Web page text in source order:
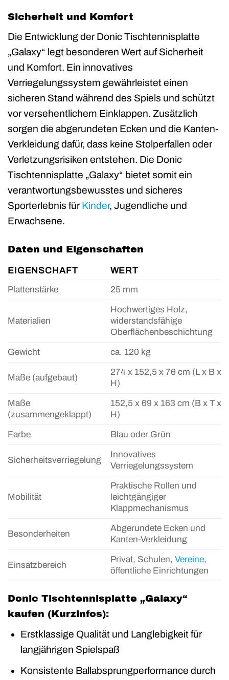
Sicherheit und Komfort
Die Entwicklung der Donic Tischtennisplatte
„Galaxy“ legt besonderen Wert auf Sicherheit
und Komfort. Ein innovatives
Verriegelungssystem gewährleistet einen
sicheren Stand während des Spiels und schützt
vor versehentlichem Einklappen. Zusätzlich
sorgen die abgerundeten Ecken und die Kanten-
Verkleidung dafür, dass keine Stolperfallen oder
Verletzungsrisiken entstehen. Die Donic
Tischtennisplatte „Galaxy“ bietet somit ein
verantwortungsbewusstes und sicheres
Sporterlebnis fürKinder, Jugendliche und
Erwachsene.
Daten und Eigenschaften
EIGENSCHAFT
WERT
Plattenstärke
25 mm
Materialien
Hochwertiges Holz,
widerstandsfähige
Oberflächenbeschichtung
Gewicht ca. 120 kg
Maße (aufgebaut)
274 x 152,5 x 76 cm (L x B x
H)
Maße
(zusammengeklappt)
152,5 x 69 x 163 cm (B x T x
H)
Farbe Blau oder Grün
Sicherheitsverriegelung
Innovatives
Verriegelungssystem
Mobilität
Praktische Rollen und
leichtgängiger
Klappmechanismus
Besonderheiten
Abgerundete Ecken und
Kanten-Verkleidung
Einsatzbereich
Privat, Schulen, Vereine,
öffentliche Einrichtungen
Donic Tischtennisplatte „Galaxy“
kaufen (Kurzinfos):
Erstklassige Qualität und Langlebigkeit für
langjährigen Spielspaß
Konsistente Ballabsprungperformance durch